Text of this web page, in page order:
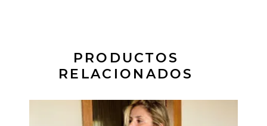
PRODUCTOS
RELACIONADOS